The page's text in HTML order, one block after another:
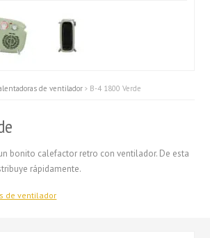
de ventilador B-4 1800 Verde
bonito calefactor retro con ventilador. De esta
rápidamente.
de ventilador